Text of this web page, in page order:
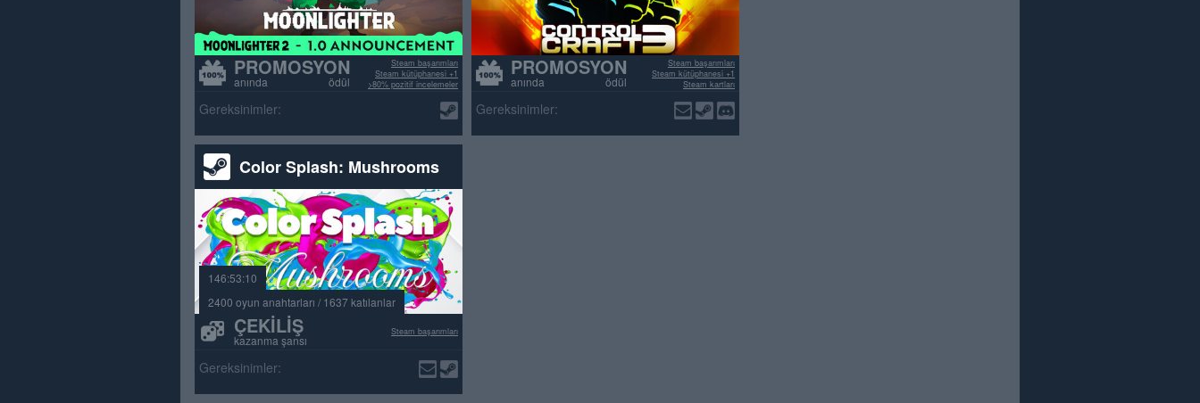
PROMOSYON
anında ödül
Steam başarımları
Steam kütüphanesi +1
>80% pozitif incelemeler
Gereksinimler:
PROMOSYON
anında ödül
Steam başarımları
Steam kütüphanesi +1
Steam kartları
Gereksinimler:
Color Splash: Mushrooms
146:53:10
2400 oyun anahtarları / 1637 katılanlar
ÇEKILIŞ
kazanma şansı
Steam başarımları
Gereksinimler: